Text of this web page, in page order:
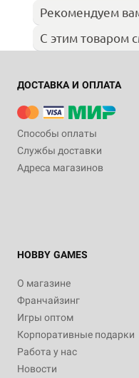
Рекомендуем
С этим товаром
ДОСТАВКА И ОПЛАТА
Способы оплаты
Службы доставки
Адреса магазинов
HOBBY GAMES
О магазине
Франчайзинг
Игры оптом
Корпоративные подарки
Работа у нас
Новости